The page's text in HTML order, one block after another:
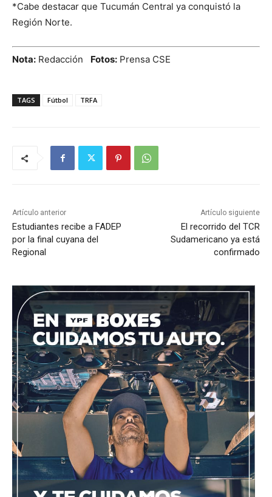
*Cabe destacar que Tucumán Central ya conquistó la
Región Norte.
Nota: Redacción Fotos: Prensa CSE
TAGS Fútbol TRFA
Artículo anterior
Estudiantes recibe a FADEP
por la final cuyana del
Regional
Artículo siguiente
El recorrido del TCR
Sudamericano ya está
confirmado